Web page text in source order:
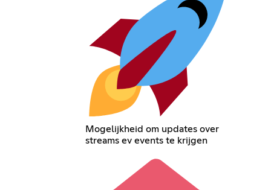
Mogelijkheid om updates over
streams ev events te krijgen